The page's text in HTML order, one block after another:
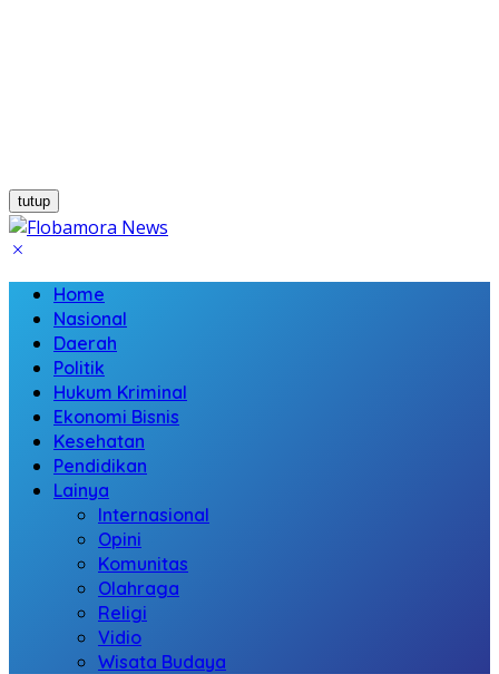
tutup
Home
Nasional
Daerah
Politik
Hukum Kriminal
Ekonomi Bisnis
Kesehatan
Pendidikan
Lainya
Internasional
Opini
Komunitas
Olahraga
Religi
Vidio
Wisata Budaya